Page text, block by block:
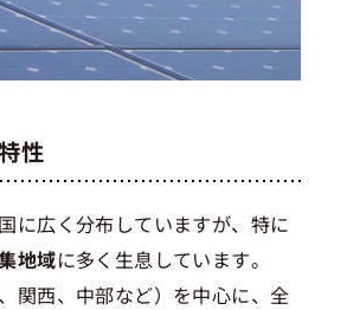
性
に広く分布していますが、特に
地域に多く生息しています。
関西、中部など）を中心に、全